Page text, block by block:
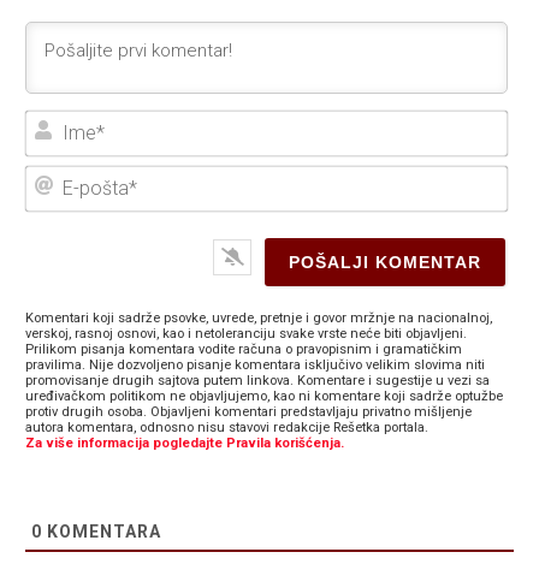
E-
Komentari koji sadrže psovke, uvrede, pretnje i govor mržnje na nacionalnoj,
verskoj, rasnoj osnovi, kao i netoleranciju svake vrste neće biti objavljeni.
Prilikom pisanja komentara vodite računa o pravopisnim i gramatičkim
pravilima. Nije dozvoljeno pisanje komentara isključivo velikim slovima niti
promovisanje drugih sajtova putem linkova. Komentare i sugestije u vezi sa
uređivačkom politikom ne objavljujemo, kao ni komentare koji sadrže optužbe
protiv drugih osoba. Objavljeni komentari predstavljaju privatno mišljenje
autora komentara, odnosno nisu stavovi redakcije Rešetka portala.
Za više informacija pogledajte Pravila korišćenja.
0 KOMENTARA